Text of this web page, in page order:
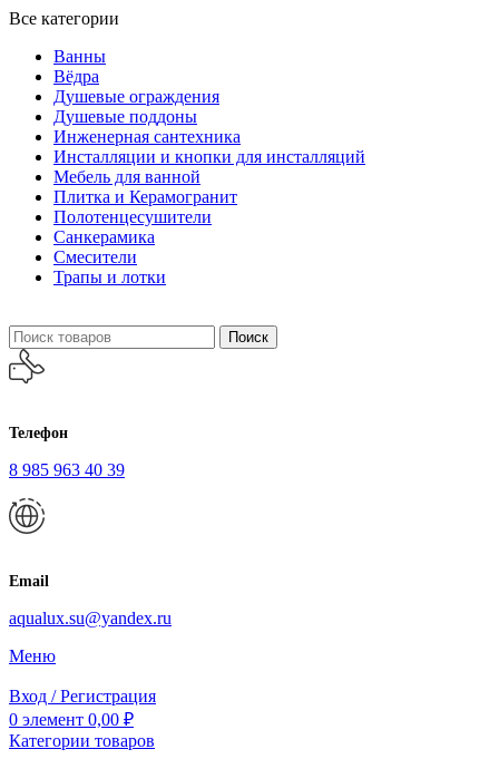
Все категории
Ванны
Вёдра
Душевые ограждения
Душевые поддоны
Инженерная сантехника
Инсталляции и кнопки для инсталляций
Мебель для ванной
Плитка и Керамогранит
Полотенцесушители
Санкерамика
Смесители
Трапы и лотки
Поиск
Телефон
8 985 963 40 39
Email
aqualux.su@yandex.ru
Меню
Вход / Регистрация
0 элемент 0,00 ₽
Категории товаров